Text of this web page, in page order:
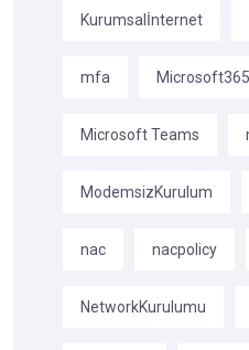
Kurumsalİnternet
mfa Microsoft365
Microsoft Teams
ModemsizKurulum
nac nacpolicy
NetworkKurulumu